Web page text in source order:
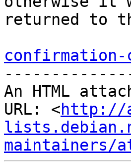
returned to
An HTML
URL: <http://
maintainers/